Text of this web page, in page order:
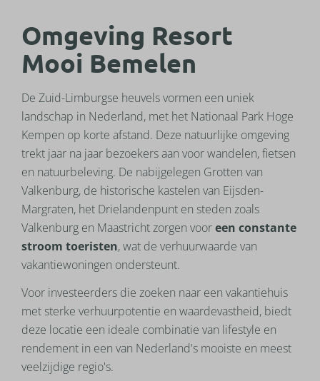
Omgeving Resort
Mooi Bemelen
De Zuid-Limburgse heuvels vormen een uniek
landschap in Nederland, met het Nationaal Park Hoge
Kempen op korte afstand. Deze natuurlijke omgeving
trekt jaar na jaar bezoekers aan voor wandelen, fietsen
en natuurbeleving. De nabijgelegen Grotten van
Valkenburg, de historische kastelen van Eijsden-
Margraten, het Drielandenpunt en steden zoals
Valkenburg en Maastricht zorgen vooreen constante
stroom toeristen, wat de verhuurwaarde van
vakantiewoningen ondersteunt.
Voor investeerders die zoeken naar een vakantiehuis
met sterke verhuurpotentie en waardevastheid, biedt
deze locatie een ideale combinatie van lifestyle en
rendement in een van Nederland's mooiste en meest
veelzijdige regio's.